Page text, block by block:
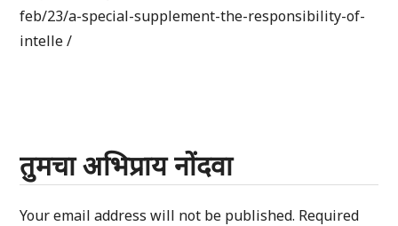
feb/23/a-special-supplement-the-responsibility-of-
intelle /
तुमचा अभिप्राय नोंदवा
Your email address will not be published. Required